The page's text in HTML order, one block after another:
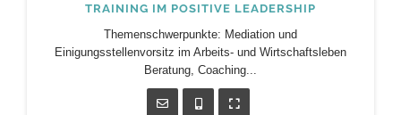
TRAINING IM POSITIVE LEADERSHIP
Themenschwerpunkte: Mediation und
Einigungsstellenvorsitz im Arbeits- und Wirtschaftsleben
Beratung, Coaching...